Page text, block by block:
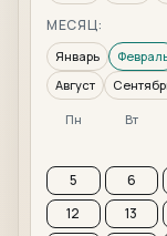
МЕСЯЦ:
Январь
Август
Пн Вт
5
6
12
13